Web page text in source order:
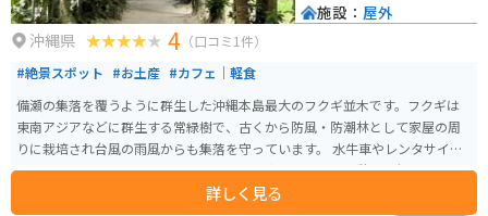
沖縄県 4 （口コミ1件）
#絶景スポット #お土産 #カフェ｜軽食
備瀬の集落を覆うように群生した沖縄本島最大のフクギ並木です。フクギは
東南アジアなどに群生する常緑樹で、古くから防風・防潮林として家屋の周
りに栽培され台風の雨風からも集落を守っています。 水牛車やレンタサイク
ルで巡ることも可能で、カフェや食事処も点在しており休憩にも便利です。
海辺に出ると晴れた日は正面に伊江島が見えます。
詳しく見る
施設： 屋外